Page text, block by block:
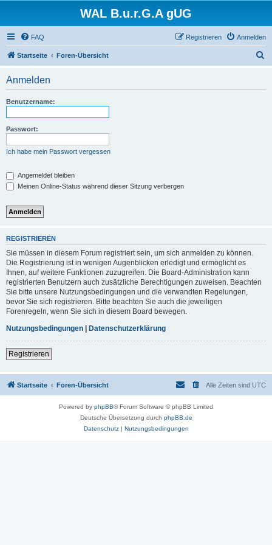
WAL B.u.r.G.A gUG
FAQ Anmelden
Registrieren
Startseite Foren-Übersicht
Anmelden
Benutzername:
Passwort:
Ich habe mein Passwort vergessen
Angemeldet bleiben
Meinen Online-Status während dieser Sitzung verbergen
REGISTRIEREN
Sie müssen in diesem Forum registriert sein, um sich anmelden zu können.
Die Registrierung ist in wenigen Augenblicken erledigt und ermöglicht es
Ihnen, auf weitere Funktionen zuzugreifen. Die Board-Administration kann
registrierten Benutzern auch zusätzliche Berechtigungen zuweisen. Beachten
Sie bitte unsere Nutzungsbedingungen und die verwandten Regelungen,
bevor Sie sich registrieren. Bitte beachten Sie auch die jeweiligen
Forenregeln, wenn Sie sich in diesem Board bewegen.
Nutzungsbedingungen | Datenschutzerklärung
Registrieren
Startseite Foren-Übersicht Alle Zeiten sind UTC
Powered by phpBB® Forum Software © phpBB Limited
Deutsche Übersetzung durch phpBB.de
Datenschutz| Nutzungsbedingungen